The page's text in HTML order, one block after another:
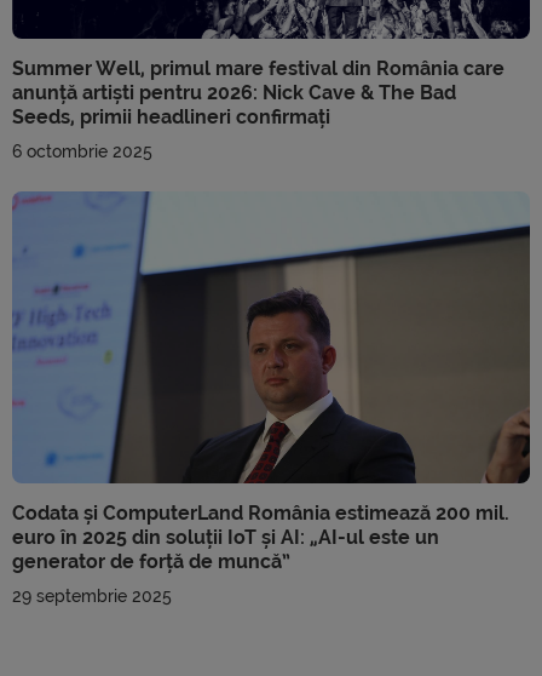
Summer Well, primul mare festival din România care
anunță artiști pentru 2026: Nick Cave & The Bad
Seeds, primii headlineri confirmați
6 octombrie 2025
Codata și ComputerLand România estimează 200 mil.
euro în 2025 din soluții IoT și AI: „AI-ul este un
generator de forță de muncă”
29 septembrie 2025